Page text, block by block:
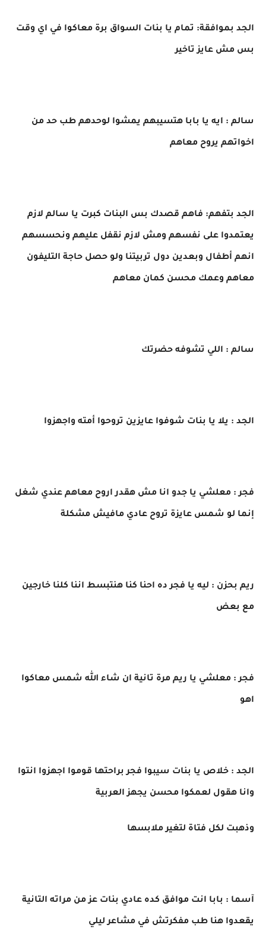
الجد بموافقة: تمام يا بنات السواق برة معاكوا في اي وقت
بس مش عايز تاخير
سالم : ايه يا بابا هتسيبهم يمشوا لوحدهم طب حد من
اخواتهم يروح معاهم
الجد بتفهم: فاهم قصدك بس البنات كبرت يا سالم لازم
يعتمدوا على نفسهم ومش لازم نقفل عليهم ونحسسهم
انهم أطفال وبعدين دول تربيتنا ولو حصل حاجة التليفون
معاهم وعمك محسن كمان معاهم
سالم : اللي تشوفه حضرتك
الجد : يلا يا بنات شوفوا عايزين تروحوا أمته واجهزوا
فجر : معلشي يا جدو انا مش هقدر اروح معاهم عندي شغل
إنما لو شمس عايزة تروح عادي مافيش مشكلة
ريم بحزن : ليه يا فجر ده احنا كنا هنتبسط اننا كلنا خارجين
مع بعض
فجر : معلشي يا ريم مرة تانية ان شاء الله شمس معاكوا
اهو
الجد : خلاص يا بنات سيبوا فجر براحتها قوموا اجهزوا انتوا
وانا هقول لعمكوا محسن يجهز العربية
وذهبت لكل فتاة لتغير ملابسها
آسما : بابا انت موافق كده عادي بنات عز من مراته التانية
يقعدوا هنا طب مفكرتش في مشاعر ليلي